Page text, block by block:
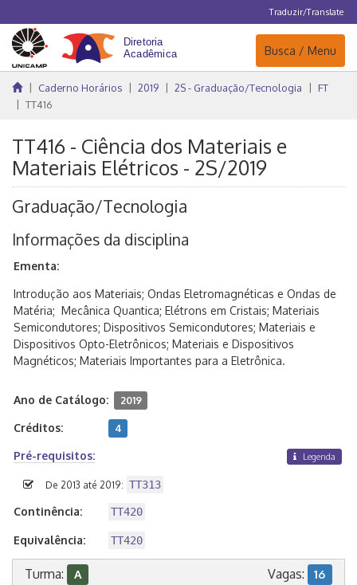
Traduzir/Translate
Navegação
Busca / Menu
Caderno Horários 2019 2S - Graduação/Tecnologia
FT
TT416
TT416 - Ciência dos Materiais e
Materiais Elétricos - 2S/2019
Graduação/Tecnologia
Informações da disciplina
Ementa:
Introdução aos Materiais; Ondas Eletromagnéticas e Ondas de
Matéria; Mecânica Quantica; Elétrons em Cristais; Materiais
Semicondutores; Dispositivos Semicondutores; Materiais e
Dispositivos Opto-Eletrônicos; Materiais e Dispositivos
Magnéticos; Materiais Importantes para a Eletrônica.
Ano de Catálogo: 2019
Créditos: 4
Pré-requisitos: Legenda
De 2013 até 2019: TT313
Continência: TT420
Equivalência: TT420
Turma: A Vagas: 16